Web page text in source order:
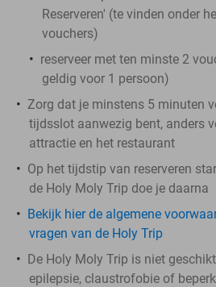
Reserveren' (te vinden onder
vouchers)
reserveer met ten minste 2
geldig voor 1 persoon)
Zorg dat je minstens 5 minuten
tijdsslot aanwezig bent, anders
attractie en het restaurant
Op het tijdstip van reserveren
de Holy Moly Trip doe je daarna
Bekijk hier de algemene
vragen van de Holy Trip
De Holy Moly Trip is niet
epilepsie, claustrofobie of